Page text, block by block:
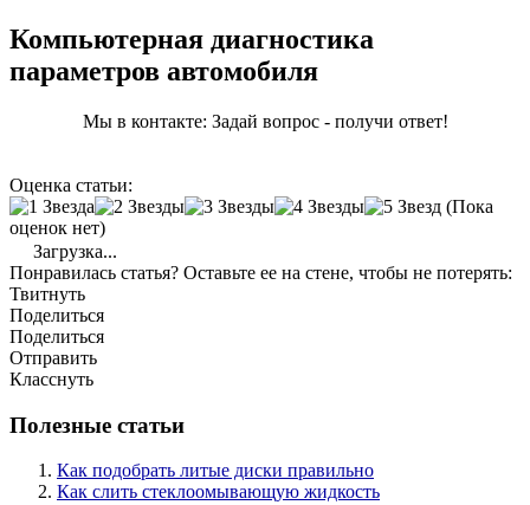
Компьютерная диагностика
параметров автомобиля
Мы в контакте: Задай вопрос - получи ответ!
Оценка статьи:
(Пока
оценок нет)
Загрузка...
Понравилась статья? Оставьте ее на стене, чтобы не потерять:
Твитнуть
Поделиться
Поделиться
Отправить
Класснуть
Полезные статьи
Как подобрать литые диски правильно
Как слить стеклоомывающую жидкость